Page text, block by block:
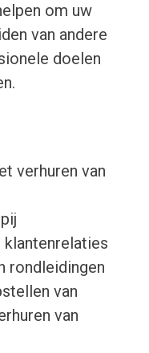
om uw
van andere
doelen
verhuren van
klantenrelaties
rondleidingen
van
van